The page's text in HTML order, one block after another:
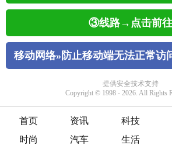
首页 资讯 科技
时尚
汽车 生活